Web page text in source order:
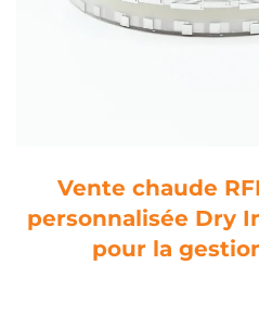
Vente chaude
personnalisée Dry
pour la